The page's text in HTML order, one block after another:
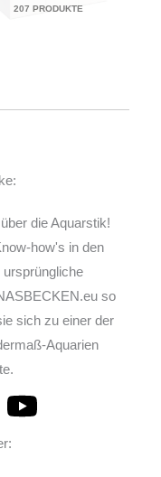
207 PRODUKTE
die Aquarstik!
how's in den
so
sich zu einer der
Aquarien